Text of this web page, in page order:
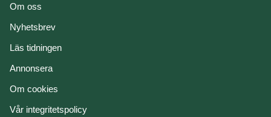
Om oss
Nyhetsbrev
Läs tidningen
Annonsera
Om cookies
Vår integritetspolicy